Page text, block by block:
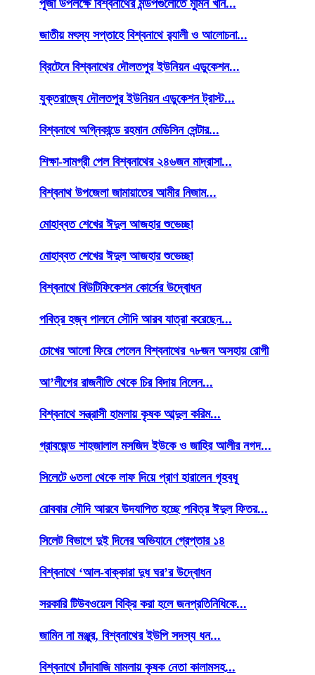
পূজা উপলক্ষে বিশ্বনাথের মন্ডপগুলোতে মুমিন খান...
জাতীয় মৎস্য সপ্তাহে বিশ্বনাথে র‌্যালী ও আলোচনা...
ব্রিটেনে বিশ্বনাথের দৌলতপুর ইউনিয়ন এডুকেশন...
যুক্তরাজ্যে দৌলতপুর ইউনিয়ন এডুকেশন ট্রাস্ট...
বিশ্বনাথে অগ্নিকান্ডে রহমান মেডিসিন সেন্টার...
শিক্ষা-সামগ্রী পেল বিশ্বনাথের ২৪৬জন মাদ্রাসা...
বিশ্বনাথ উপজেলা জামায়াতের আমীর নিজাম...
মোহাব্বত শেখের ঈদুল আজহার শুভেচ্ছা
মোহাব্বত শেখের ঈদুল আজহার শুভেচ্ছা
বিশ্বনাথে বিউটিফিকেশন কোর্সের উদ্বোধন
পবিত্র হজ্ব পালনে সৌদি আরব যাত্রা করেছেন...
চোখের আলো ফিরে পেলেন বিশ্বনাথের ৭৮জন অসহায় রোগী
আ’লীগের রাজনীতি থেকে চির বিদায় নিলেন...
বিশ্বনাথে সন্ত্রাসী হামলায় কৃষক আব্দুল করিম...
গ্রাবজেন্ড শাহজালাল মসজিদ ইউকে ও জাহির আলীর নগদ...
সিলেটে ৬তলা থেকে লাফ দিয়ে প্রাণ হারালেন গৃহবধূ
রোববার সৌদি আরবে উদযাপিত হচ্ছে পবিত্র ঈদুল ফিতর...
সিলেট বিভাগে দুই দিনের অভিযানে গ্রেপ্তার ১৪
বিশ্বনাথে ‘আল-বাক্কারা দুধ ঘর’র উদ্বোধন
সরকারি টিউবওয়েল বিক্রি করা হলে জনপ্রতিনিধিকে...
জামিন না মঞ্জুর, বিশ্বনাথের ইউপি সদস্য ধন...
বিশ্বনাথে চাঁদাবাজি মামলায় কৃষক নেতা কালামসহ...